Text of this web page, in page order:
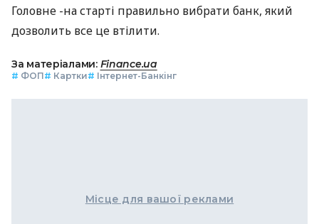
Головне -на старті правильно вибрати банк, який
дозволить все це втілити.
За матеріалами: Finance.ua
# ФОП# Картки# Інтернет-Банкінг
Місце для вашої реклами